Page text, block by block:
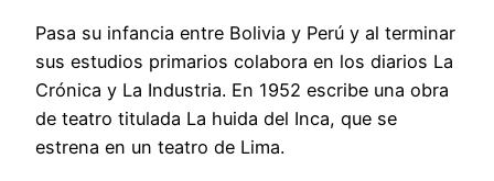
Pasa su infancia entre Bolivia y Perú y al terminar
sus estudios primarios colabora en los diarios La
Crónica y La Industria. En 1952 escribe una obra
de teatro titulada La huida del Inca, que se
estrena en un teatro de Lima.